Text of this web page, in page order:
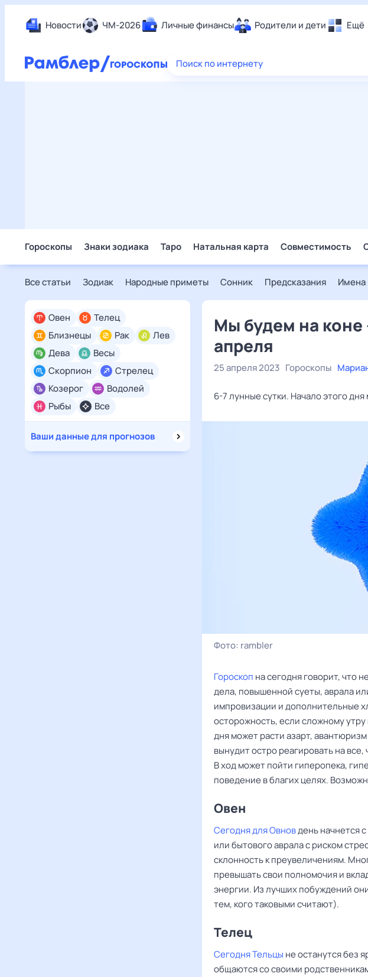
Новости ЧМ-2026 Личные финансы Родители и дети Ещё
Еда
Поиск по интернету
Гороскопы Знаки зодиака Таро Натальная карта Совместимость
Все статьи Зодиак Народные приметы Сонник Предсказания Имена
Все
Овен
Телец
Близнецы
Рак
Лев
Дева
Весы
Скорпион
Стрелец
Козерог
Водолей
Рыбы
Ваши данные для прогнозов
Мы будем на коне
апреля
25 апреля 2023 Гороскопы
6-7 лунные сутки. Начало этого
Фото: rambler
Гороскоп на сегодня говорит, что
дела, повышенной суеты, аврала
импровизации и дополнительные
осторожность, если сложному
дня может расти азарт,
вынудит остро реагировать на
В ход может пойти гиперопека,
поведение в благих целях.
Овен ‌‌
Сегодня для Овновдень начнется
или бытового аврала с риском
склонность к преувеличениям.
превышать свои полномочия и
энергии. Из лучших побуждений
тем, кого таковыми считают).
Телец
Сегодня Тельцы не останутся без
общаются со своими